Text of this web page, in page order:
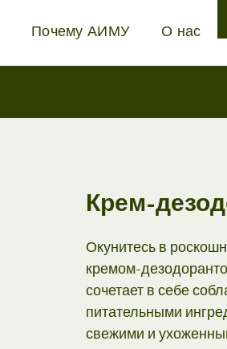
Почему АИМУ О нас
Крем-
Окунитесь в
кремом-
сочетает в себе
питательными
свежими и